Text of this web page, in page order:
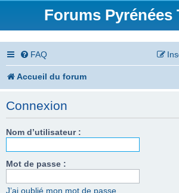
Forums Pyrénées
FAQ
Accueil du forum
Connexion
Nom d’utilisateur :
Mot de passe :
J’ai oublié mon mot de passe